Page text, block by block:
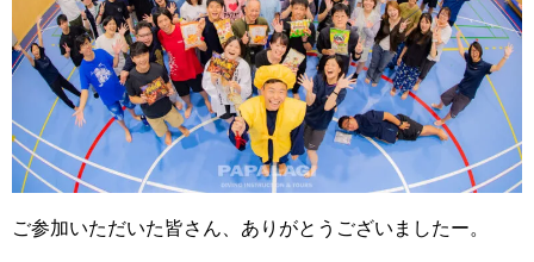
ご参加いただいた皆さん、ありがとうございましたー。